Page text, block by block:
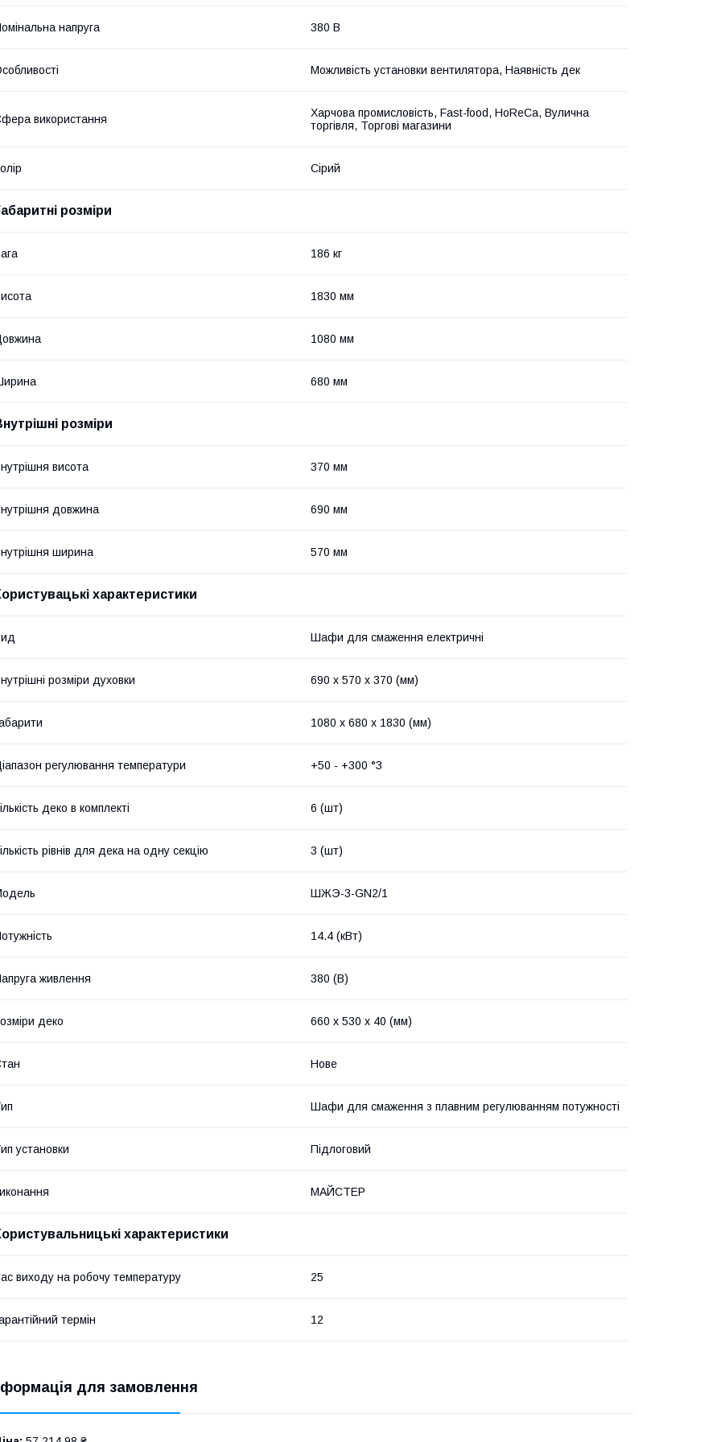
напруга 380 В
Можливість установки вентилятора, Наявність дек
використання
Харчова промисловість, Fast-food, HoReCa, Вулична
торгівля, Торгові магазини
Сірий
розміри
186 кг
1830 мм
1080 мм
680 мм
розміри
висота 370 мм
довжина 690 мм
ширина 570 мм
характеристики
Шафи для смаження електричні
розміри духовки 690 х 570 х 370 (мм)
1080 x 680 x 1830 (мм)
регулювання температури +50 - +300 °З
деко в комплекті 6 (шт)
рівнів для дека на одну секцію 3 (шт)
ШЖЭ-3-GN2/1
14.4 (кВт)
живлення 380 (В)
деко 660 х 530 х 40 (мм)
Нове
Шафи для смаження з плавним регулюванням потужності
установки Підлоговий
МАЙСТЕР
характеристики
виходу на робочу температуру 25
термін 12
для замовлення